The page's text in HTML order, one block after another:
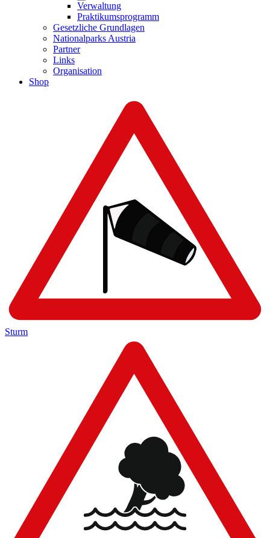
Verwaltung
Praktikumsprogramm
Gesetzliche Grundlagen
Nationalparks Austria
Partner
Links
Organisation
Shop
Sturm